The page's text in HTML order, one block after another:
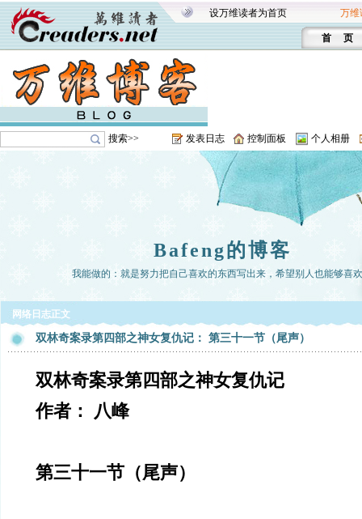
设万维读者为首页 万维
首 页
搜索>> 发表日志 控制面板 个人相册
Bafeng的博客
我能做的：就是努力把自己喜欢的东西写出来，希望别人也能够喜
网络日志正文
双林奇案录第四部之神女复仇记： 第三十一节（尾声）
双林奇案录第四部之神女复仇记
作者： 八峰
第三十一节（尾声）